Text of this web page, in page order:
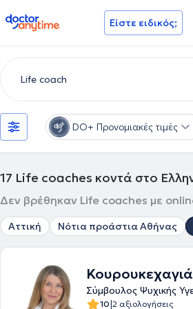
doctoranytime Είστε ειδικός;
DO+ Προνομιακές τιμές
17 Life coaches κοντά στο
Δεν βρέθηκαν Life coaches με
Αττική Νότια προάστια Αθήνας
Σύμβουλος Ψυχικής
10|2 αξιολογήσεις